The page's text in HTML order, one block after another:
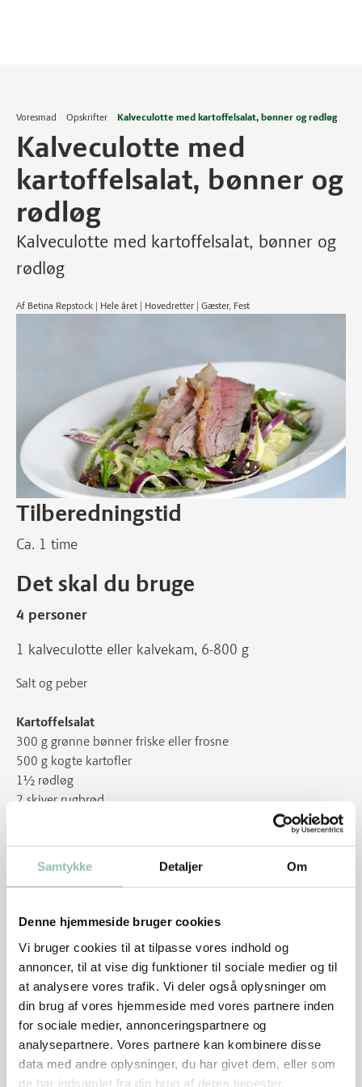
Samtykke Detaljer Om
Denne hjemmeside bruger cookies
Vi bruger cookies til at tilpasse vores indhold og
annoncer, til at vise dig funktioner til sociale medier og til
at analysere vores trafik. Vi deler også oplysninger om
din brug af vores hjemmeside med vores partnere inden
for sociale medier, annonceringspartnere og
analysepartnere. Vores partnere kan kombinere disse
data med andre oplysninger, du har givet dem, eller som
de har indsamlet fra din brug af deres tjenester.
Voresmad Opskrifter Kalveculotte med kartoffelsalat, bønner og rødløg
Kalveculotte med
kartoffelsalat, bønner og
rødløg
Kalveculotte med kartoffelsalat, bønner og
rødløg
Af Betina Repstock | Hele året | Hovedretter | Gæster, Fest
Tilberedningstid
Ca. 1 time
Det skal du bruge
4 personer
1 kalveculotte eller kalvekam, 6-800 g
Salt og peber
Kartoffelsalat
300 g grønne bønner friske eller frosne
500 g kogte kartofler
1½ rødløg
2 skiver rugbrød
1½ spsk olie gerne koldpresset rapsolie
2 spsk frugteddike
Sådan gør du
Fjern senen på kødsiden af culotten, hvis det ikke er
gjort.
Dup kødet tørt med køkkenrulle, krydr med salt og
peber.
Varm en pande ved god varme. Læg culotten på
panden med fedtsiden nedad. Brun culotten på